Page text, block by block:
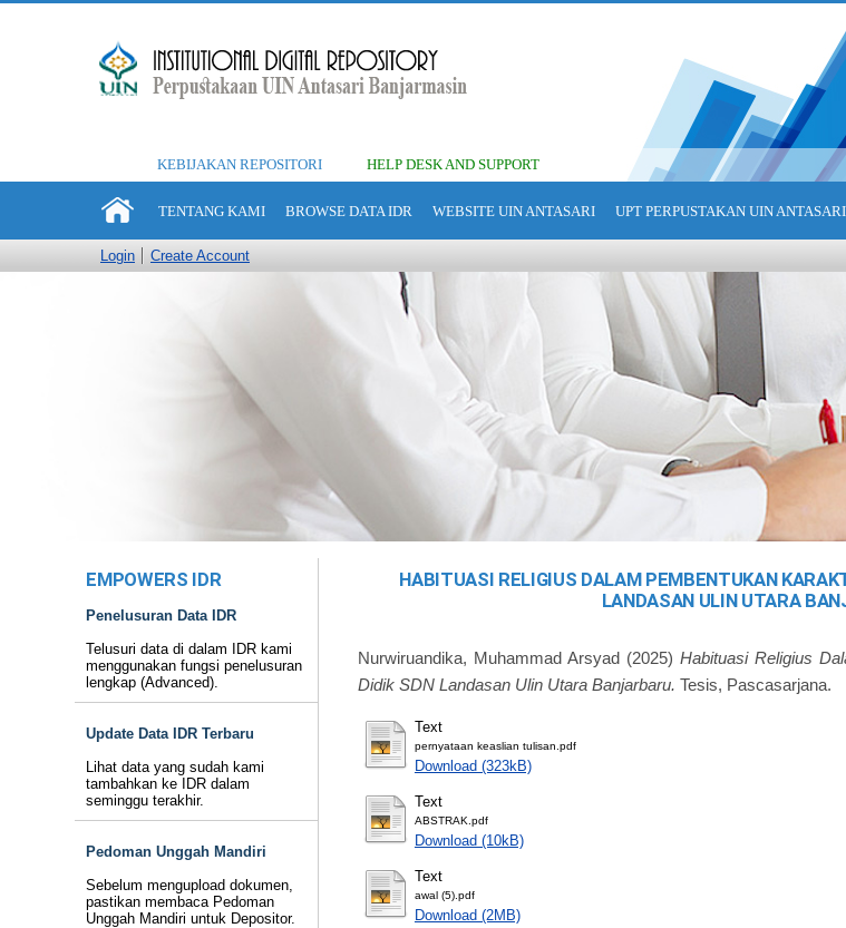
KEBIJAKAN REPOSITORI HELP DESK AND SUPPORT
TENTANG KAMI BROWSE DATA IDR WEBSITE UIN ANTASARI UPT PERPUSTAKAN UIN ANTASARI
Login Create Account
EMPOWERS IDR
Penelusuran Data IDR
Telusuri data di dalam IDR kami
menggunakan fungsi penelusuran
lengkap (Advanced).
Update Data IDR Terbaru
Lihat data yang sudah kami
tambahkan ke IDR dalam
seminggu terakhir.
Pedoman Unggah Mandiri
Sebelum mengupload dokumen,
pastikan membaca Pedoman
Unggah Mandiri untuk Depositor.
HABITUASI RELIGIUS DALAM PEMBENTUKAN
LANDASAN ULIN UTARA
Nurwiruandika, Muhammad Arsyad(2025) Habituasi Religius
Didik SDN Landasan Ulin Utara Banjarbaru. Tesis, Pascasarjana.
Text
pernyataan keaslian tulisan.pdf
Download (323kB)
Text
ABSTRAK.pdf
Download (10kB)
Text
awal (5).pdf
Download (2MB)